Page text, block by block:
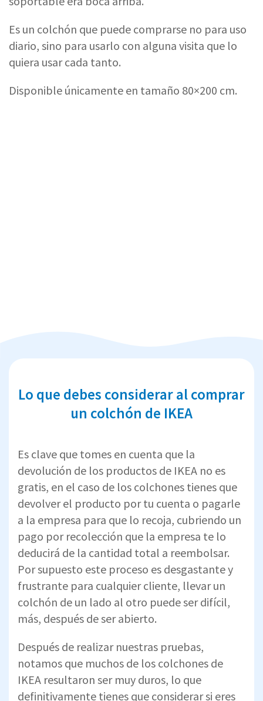
a la empresa para que lo recoja, cubriendo un
pago por recolección que la empresa te lo
deducirá de la cantidad total a reembolsar.
frustrante para cualquier cliente, llevar un
colchón de un lado al otro puede ser difícil,
más, después de ser abierto.
Después de realizar nuestras pruebas,
notamos que muchos de los colchones de
IKEA resultaron ser muy duros, lo que
definitivamente tienes que considerar si eres
una persona que duerme de lado. Los
colchones con firmeza alta no se hunden
adecuadamente en los puntos de presión del
Como hemos mencionado antes, IKEA ofrece
10 años de garantía en sus colchones, con un
periodo de prueba más largo que el que